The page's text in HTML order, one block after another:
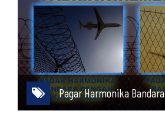
Pagar Harmonika Bandara